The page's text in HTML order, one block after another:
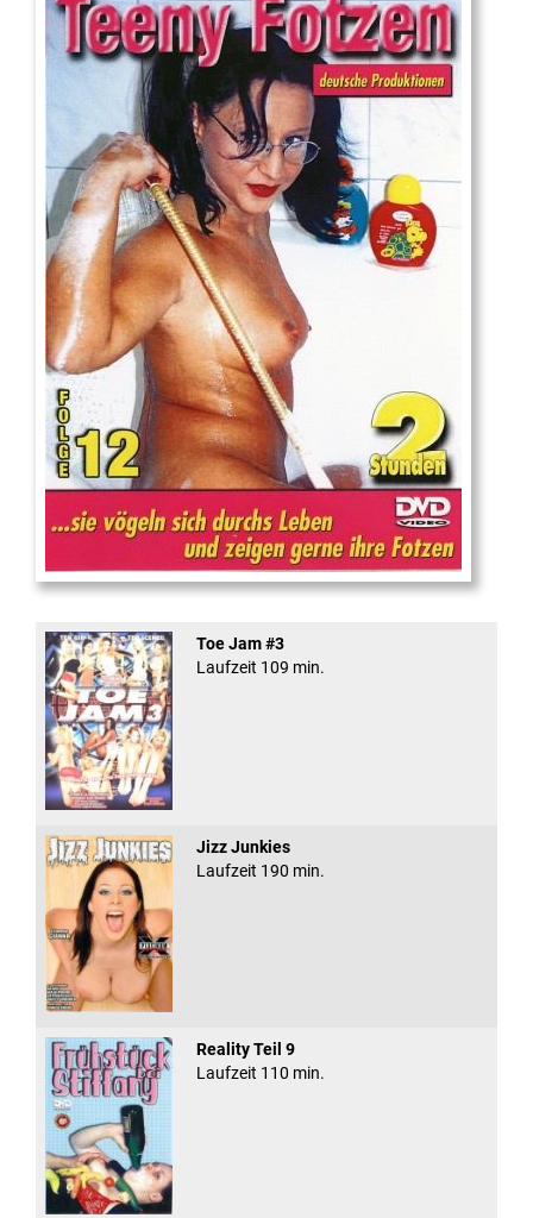
Teeny Fotzen Folge 12
Toe Jam #3
Laufzeit 109 min.
Jizz Junkies
Laufzeit 190 min.
Reality Teil 9
Laufzeit 110 min.